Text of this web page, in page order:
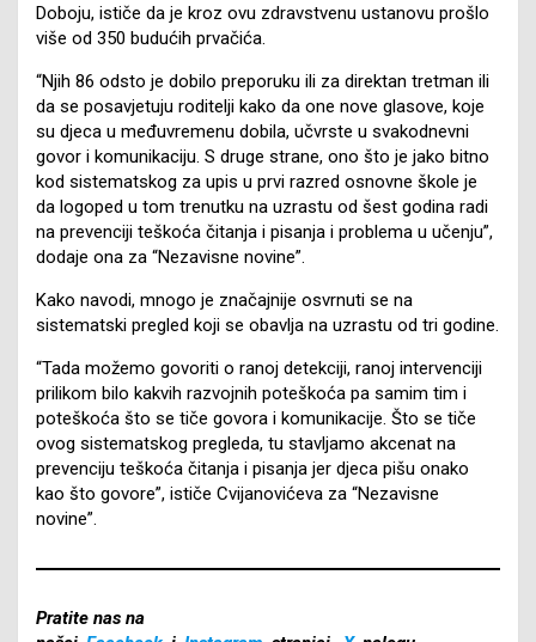
Doboju, ističe da je kroz ovu zdravstvenu ustanovu prošlo
više od 350 budućih prvačića.
“Njih 86 odsto je dobilo preporuku ili za direktan tretman ili
da se posavjetuju roditelji kako da one nove glasove, koje
su djeca u međuvremenu dobila, učvrste u svakodnevni
govor i komunikaciju. S druge strane, ono što je jako bitno
kod sistematskog za upis u prvi razred osnovne škole je
da logoped u tom trenutku na uzrastu od šest godina radi
na prevenciji teškoća čitanja i pisanja i problema u učenju”,
dodaje ona za “Nezavisne novine”.
Kako navodi, mnogo je značajnije osvrnuti se na
sistematski pregled koji se obavlja na uzrastu od tri godine.
“Tada možemo govoriti o ranoj detekciji, ranoj intervenciji
prilikom bilo kakvih razvojnih poteškoća pa samim tim i
poteškoća što se tiče govora i komunikacije. Što se tiče
ovog sistematskog pregleda, tu stavljamo akcenat na
prevenciju teškoća čitanja i pisanja jer djeca pišu onako
kao što govore”, ističe Cvijanovićeva za “Nezavisne
novine”.
Pratite nas na